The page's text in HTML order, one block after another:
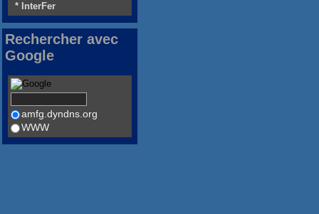
* InterFer
Rechercher avec
Google
amfg.dyndns.org
WWW